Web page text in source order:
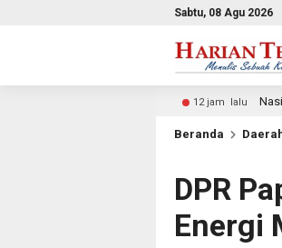
Sabtu, 08 Agu 2026
Nasir Djamil Minta Tak
Beranda
DPR
Energi